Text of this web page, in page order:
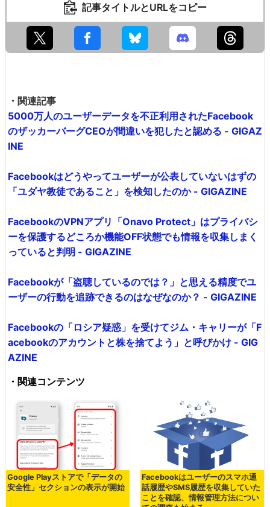
記事タイトルとURLをコピー
・関連記事
5000万人のユーザーデータを不正利用されたFacebook
のザッカーバーグCEOが間違いを犯したと認める - GIGAZ
INE
Facebookはどうやってユーザーが公表していないはずの
「ユダヤ教徒であること」を検知したのか - GIGAZINE
FacebookのVPNアプリ「Onavo Protect」はプライバシ
ーを保護するどころか機能OFF状態でも情報を収集しまく
っていると判明 - GIGAZINE
Facebookが「盗聴しているのでは？」と思える精度でユ
ーザーの行動を追跡できるのはなぜなのか？ - GIGAZINE
Facebookの「ロシア疑惑」を受けてジム・キャリーが「F
acebookのアカウントと株を捨てよう」と呼びかけ - GIG
AZINE
・関連コンテンツ
Google Playストアで「データの
安全性」セクションの表示が開始
Facebookはユーザーのスマホ通
話履歴やSMS履歴を収集していた
ことを確認、情報管理方法につい